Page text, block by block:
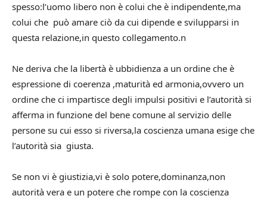
spesso:l’uomo libero non è colui che è indipendente,ma
colui che può amare ciò da cui dipende e svilupparsi in
questa relazione,in questo collegamento.n
Ne deriva che la libertà è ubbidienza a un ordine che è
espressione di coerenza ,maturità ed armonia,ovvero un
ordine che ci impartisce degli impulsi positivi e l’autorità si
afferma in funzione del bene comune al servizio delle
persone su cui esso si riversa,la coscienza umana esige che
l’autorità sia giusta.
Se non vi è giustizia,vi è solo potere,dominanza,non
autorità vera e un potere che rompe con la coscienza